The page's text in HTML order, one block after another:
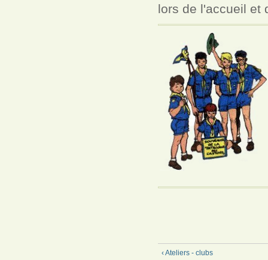
lors de l'accueil et
‹ Ateliers - clubs